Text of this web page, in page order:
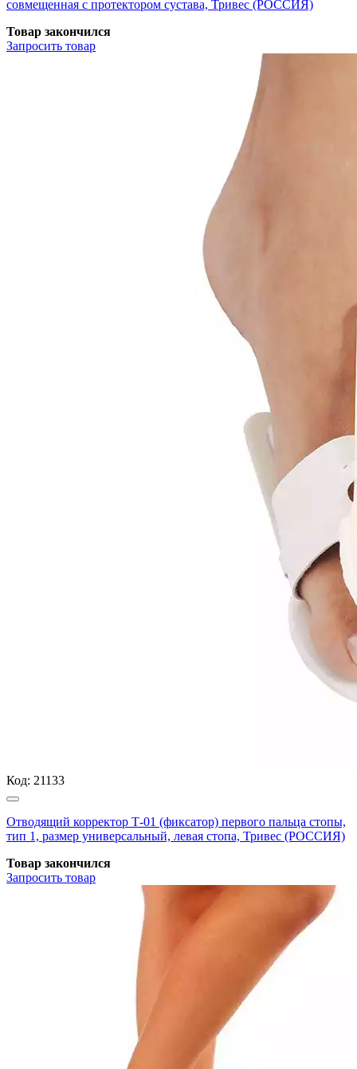
совмещенная с протектором сустава, Тривес (РОССИЯ)
Товар закончился
Запросить товар
Код: 21133
Отводящий корректор Т-01 (фиксатор) первого пальца стопы,
тип 1, размер универсальный, левая стопа, Тривес (РОССИЯ)
Товар закончился
Запросить товар